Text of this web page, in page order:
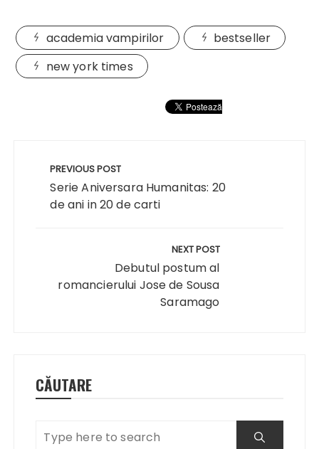
academia vampirilor
bestseller
new york times
articole
PREVIOUS POST
Serie Aniversara Humanitas: 20
de ani in 20 de carti
NEXT POST
Debutul postum al
romancierului Jose de Sousa
Saramago
CĂUTARE